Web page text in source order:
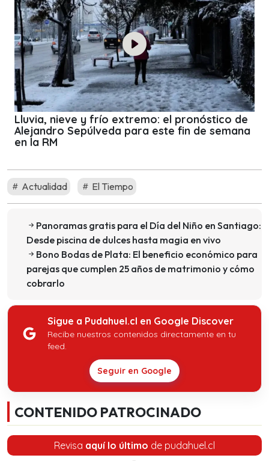
Lluvia, nieve y frío extremo: el pronóstico de
Alejandro Sepúlveda para este fin de semana
en la RM
Actualidad El Tiempo
Panoramas gratis para el Día del Niño en Santiago:
Desde piscina de dulces hasta magia en vivo
Bono Bodas de Plata: El beneficio económico para
parejas que cumplen 25 años de matrimonio y cómo
cobrarlo
Sigue a Pudahuel.cl en Google Discover
Recibe nuestros contenidos directamente en tu
feed.
Seguir en Google
CONTENIDO PATROCINADO
Revisa aquí lo último de pudahuel.cl